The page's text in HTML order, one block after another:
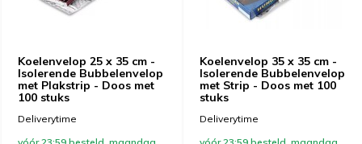
Koelenvelop 25 x 35 cm -
Isolerende Bubbelenvelop
met Plakstrip - Doos met
100 stuks
Deliverytime
Koelenvelop 35 x 35 cm -
Isolerende Bubbelenvelop
met Strip - Doos met 100
stuks
Deliverytime